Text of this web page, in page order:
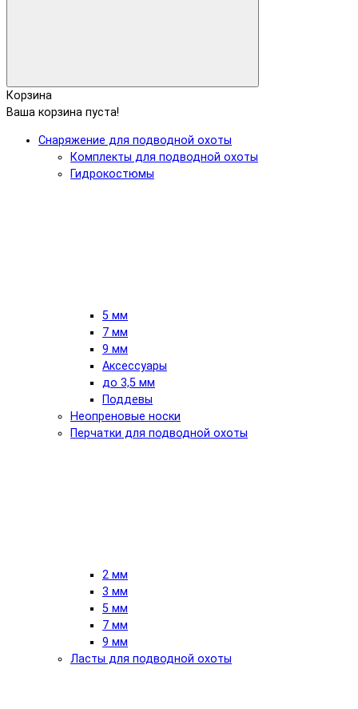
Корзина
Ваша корзина пуста!
Снаряжение для подводной охоты
Комплекты для подводной охоты
Гидрокостюмы
5 мм
7 мм
9 мм
Аксессуары
до 3,5 мм
Поддевы
Неопреновые носки
Перчатки для подводной охоты
2 мм
3 мм
5 мм
7 мм
9 мм
Ласты для подводной охоты